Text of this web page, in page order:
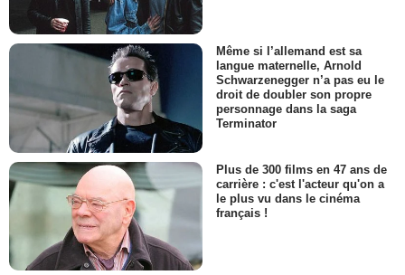
Même si l’allemand est sa
langue maternelle, Arnold
Schwarzenegger n’a pas eu le
droit de doubler son propre
personnage dans la saga
Terminator
Plus de 300 films en 47 ans de
carrière : c'est l'acteur qu'on a
le plus vu dans le cinéma
français !